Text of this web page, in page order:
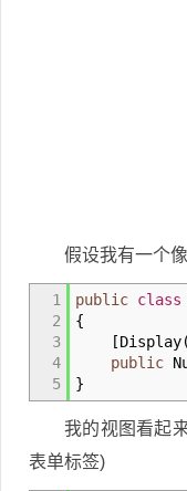
假设我有一个
1
2
3
4
5
public class
{
[Display(
public
}
我的视图看起
表单标签)